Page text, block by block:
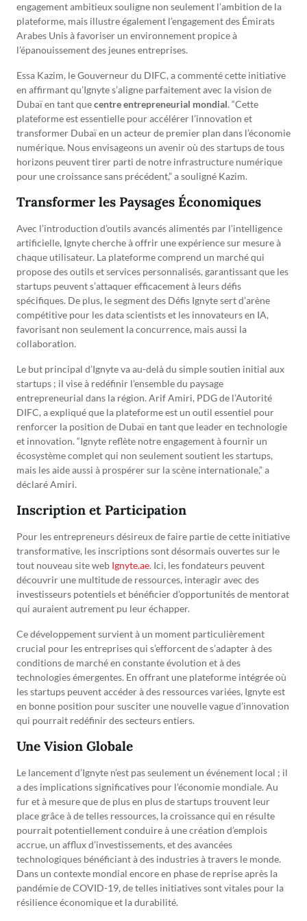
engagement ambitieux souligne non seulement l’ambition de la
plateforme, mais illustre également l’engagement des Émirats
Arabes Unis à favoriser un environnement propice à
l’épanouissement des jeunes entreprises.
Essa Kazim, le Gouverneur du DIFC, a commenté cette initiative
en affirmant qu’Ignyte s’aligne parfaitement avec la vision de
Dubaï en tant quecentre entrepreneurial mondial. “Cette
plateforme est essentielle pour accélérer l’innovation et
transformer Dubaï en un acteur de premier plan dans l’économie
numérique. Nous envisageons un avenir où des startups de tous
horizons peuvent tirer parti de notre infrastructure numérique
pour une croissance sans précédent,” a souligné Kazim.
Transformer les Paysages Économiques
Avec l’introduction d’outils avancés alimentés par l’intelligence
artificielle, Ignyte cherche à offrir une expérience sur mesure à
chaque utilisateur. La plateforme comprend un marché qui
propose des outils et services personnalisés, garantissant que les
startups peuvent s’attaquer efficacement à leurs défis
spécifiques. De plus, le segment des Défis Ignyte sert d’arène
compétitive pour les data scientists et les innovateurs en IA,
favorisant non seulement la concurrence, mais aussi la
collaboration.
Le but principal d’Ignyte va au-delà du simple soutien initial aux
startups ; il vise à redéfinir l’ensemble du paysage
entrepreneurial dans la région. Arif Amiri, PDG de l’Autorité
DIFC, a expliqué que la plateforme est un outil essentiel pour
renforcer la position de Dubaï en tant que leader en technologie
et innovation. “Ignyte reflète notre engagement à fournir un
écosystème complet qui non seulement soutient les startups,
mais les aide aussi à prospérer sur la scène internationale,” a
déclaré Amiri.
Inscription et Participation
Pour les entrepreneurs désireux de faire partie de cette initiative
transformative, les inscriptions sont désormais ouvertes sur le
tout nouveau site web Ignyte.ae. Ici, les fondateurs peuvent
découvrir une multitude de ressources, interagir avec des
investisseurs potentiels et bénéficier d’opportunités de mentorat
qui auraient autrement pu leur échapper.
Ce développement survient à un moment particulièrement
crucial pour les entreprises qui s’efforcent de s’adapter à des
conditions de marché en constante évolution et à des
technologies émergentes. En offrant une plateforme intégrée où
les startups peuvent accéder à des ressources variées, Ignyte est
en bonne position pour susciter une nouvelle vague d’innovation
qui pourrait redéfinir des secteurs entiers.
Une Vision Globale
Le lancement d’Ignyte n’est pas seulement un événement local ; il
a des implications significatives pour l’économie mondiale. Au
fur et à mesure que de plus en plus de startups trouvent leur
place grâce à de telles ressources, la croissance qui en résulte
pourrait potentiellement conduire à une création d’emplois
accrue, un afflux d’investissements, et des avancées
technologiques bénéficiant à des industries à travers le monde.
Dans un contexte mondial encore en phase de reprise après la
pandémie de COVID-19, de telles initiatives sont vitales pour la
résilience économique et la durabilité.